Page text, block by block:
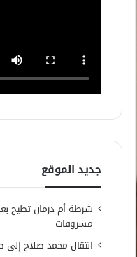
جديد الموقع
شرطة أم درمان تطيح
مسروقات
انتقال محمد صلاح